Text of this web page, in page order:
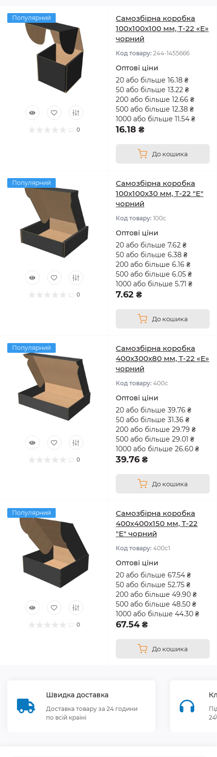
Популярний
0
Самозбірна коробка
100x100x100 мм, Т-22 «Е»
чорний
Код товару: 244-1455666
Оптові ціни
20 або більше 16.18 ₴
50 або більше 13.22 ₴
200 або більше 12.66 ₴
500 або більше 12.38 ₴
1000 або більше 11.54 ₴
16.18 ₴
До кошика
Популярний
0
Самозбірна коробка
100х100х30 мм, Т-22 "Е"
чорний
Код товару: 100с
Оптові ціни
20 або більше 7.62 ₴
50 або більше 6.38 ₴
200 або більше 6.16 ₴
500 або більше 6.05 ₴
1000 або більше 5.71 ₴
7.62 ₴
До кошика
Популярний
0
Самозбірна коробка
400х300х80 мм, Т-22 «Е»
чорний
Код товару: 400с
Оптові ціни
20 або більше 39.76 ₴
50 або більше 31.36 ₴
200 або більше 29.79 ₴
500 або більше 29.01 ₴
1000 або більше 26.60 ₴
39.76 ₴
До кошика
Популярний
0
Самозбірна коробка
400х400х150 мм, Т-22
"Е" чорний
Код товару: 400с1
Оптові ціни
20 або більше 67.54 ₴
50 або більше 52.75 ₴
200 або більше 49.90 ₴
500 або більше 48.50 ₴
1000 або більше 44.30 ₴
67.54 ₴
До кошика
Швидка доставка
Доставка товару за 24 години
по всій країні